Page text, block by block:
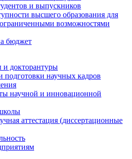
и выпускников
высшего образования для
возможностями
бюджет
и докторантуры
подготовки научных кадров
научной и инновационной
аттестация (диссертационные